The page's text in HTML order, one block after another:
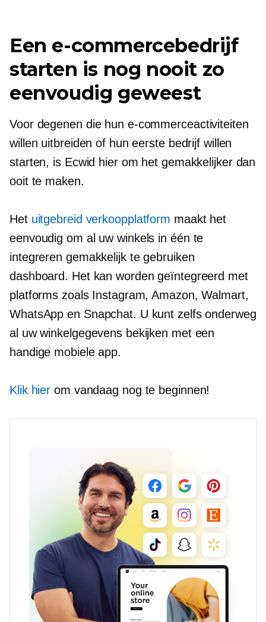
Een e-commercebedrijf
starten is nog nooit zo
eenvoudig geweest
Voor degenen die hun e-commerceactiviteiten
willen uitbreiden of hun eerste bedrijf willen
starten, is Ecwid hier om het gemakkelijker dan
ooit te maken.
Het uitgebreid verkoopplatform maakt het
eenvoudig om al uw winkels in één te
integreren gemakkelijk te gebruiken
dashboard. Het kan worden geïntegreerd met
platforms zoals Instagram, Amazon, Walmart,
WhatsApp en Snapchat. U kunt zelfs onderweg
al uw winkelgegevens bekijken met een
handige mobiele app.
Klik hier om vandaag nog te beginnen!